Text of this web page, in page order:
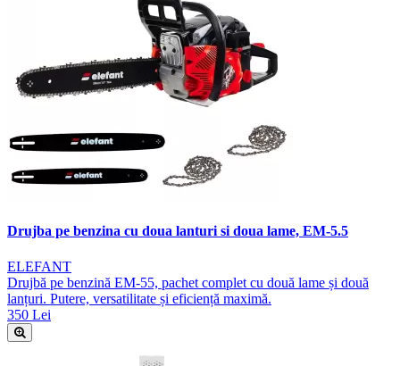
Drujba pe benzina cu doua lanturi si doua lame, EM-5.5
ELEFANT
Drujbă pe benzină EM-55, pachet complet cu două lame și două
lanțuri. Putere, versatilitate și eficiență maximă.
350 Lei